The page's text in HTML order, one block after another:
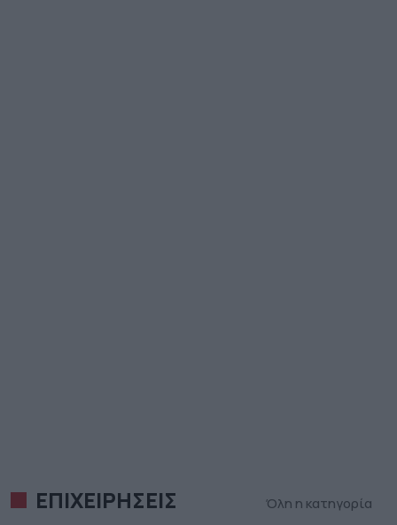
ΕΠΙΧΕΙΡΗΣΕΙΣ Όλη η κατηγορία